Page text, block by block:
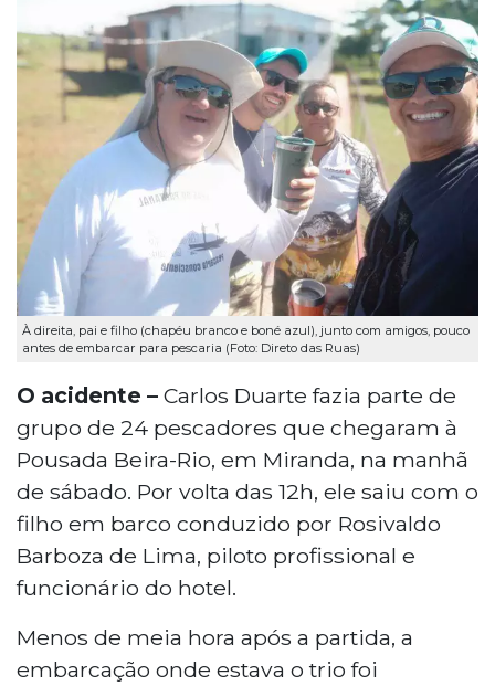
À direita, pai e filho (chapéu branco e boné azul), junto com amigos, pouco
antes de embarcar para pescaria (Foto: Direto das Ruas)
O acidente – Carlos Duarte fazia parte de
grupo de 24 pescadores que chegaram à
Pousada Beira-Rio, em Miranda, na manhã
de sábado. Por volta das 12h, ele saiu com o
filho em barco conduzido por Rosivaldo
Barboza de Lima, piloto profissional e
funcionário do hotel.
Menos de meia hora após a partida, a
embarcação onde estava o trio foi